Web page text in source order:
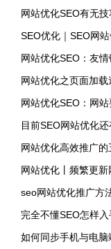
网站优化SEO有无技
SEO优化｜SEO网
网站优化SEO：友
网站优化之页面加载
网站优化SEO：网
目前SEO网站优化
网站优化高效推广的
网站优化丨频繁更
seo网站优化推广方
完全不懂SEO怎样
如何同步手机与电脑